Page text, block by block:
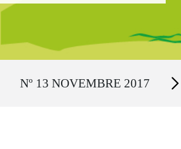
Nº 13 NOVEMBRE 2017